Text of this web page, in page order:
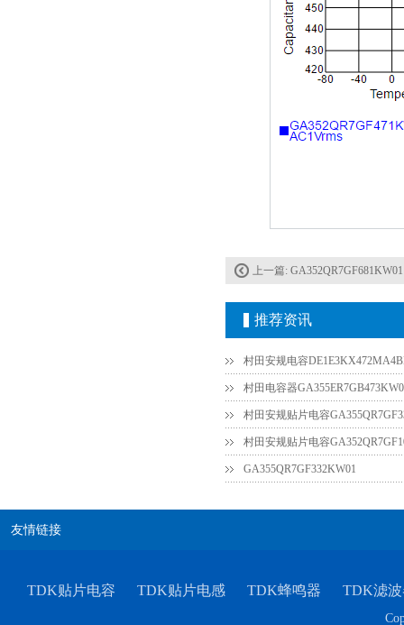
上一篇: GA352QR7GF681KW01
推荐资讯
村田安规电容
村田电容器
村田安规贴片电容
村田安规贴片电容
GA355QR7GF332KW01
友情链接
TDK贴片电容 TDK贴片电感 TDK蜂鸣器 TDK滤